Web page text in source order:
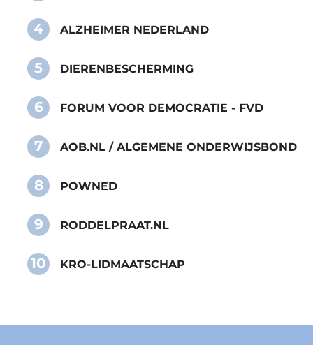
4 ALZHEIMER NEDERLAND
5 DIERENBESCHERMING
6 FORUM VOOR DEMOCRATIE - FVD
7 AOB.NL / ALGEMENE ONDERWIJSBOND
8 POWNED
9 RODDELPRAAT.NL
10 KRO-LIDMAATSCHAP